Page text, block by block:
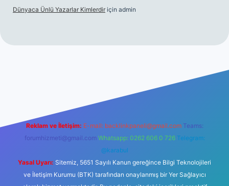
Dünyaca Ünlü Yazarlar Kimlerdir için admin
Reklam ve İletişim: E-mail: backlinkpaneli@gmail.com Teams:
forumhizmeti@gmail.com Whatsapp: 0262 606 0 726 Telegram:
@karabul
Yasal Uyarı: Sitemiz, 5651 Sayılı Kanun gereğince Bilgi Teknolojileri
ve İletişim Kurumu (BTK) tarafından onaylanmış bir Yer Sağlayıcı